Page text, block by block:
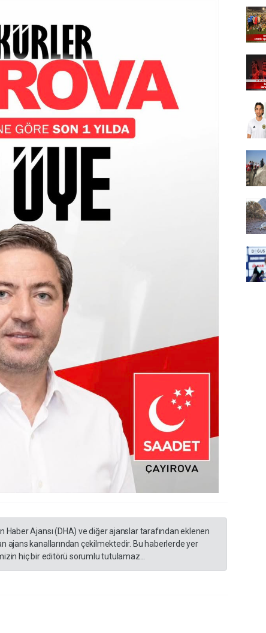
Haber Ajansı (DHA) ve diğer ajanslar tarafından eklenen
kanallarından çekilmektedir. Bu haberlerde yer
hiç bir editörü sorumlu tutulamaz...